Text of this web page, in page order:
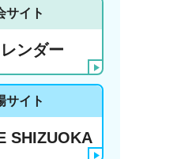
サイト
ンダー
サイト
SHIZUOKA